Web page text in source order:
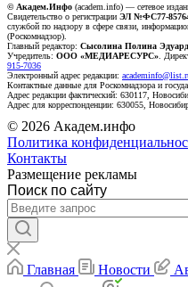
© Академ.Инфо (academ.info) — сетевое
Свидетельство о регистрации ЭЛ №ФС77-85764
службой по надзору в сфере связи,
(Роскомнадзор).
Главный редактор: Сысолина Полина
Учредитель: ООО «МЕДИАРЕСУРС» .
915-7036
Электронный адрес редакции:
Контактные данные для Роскомнадзора и
Адрес редакции фактический: 630117,
Адрес для корреспонденции: 630055,
© 2026 Академ.инфо
Политика
Контакты
Размещение рекламы
Поиск по сайту
Главная Новости